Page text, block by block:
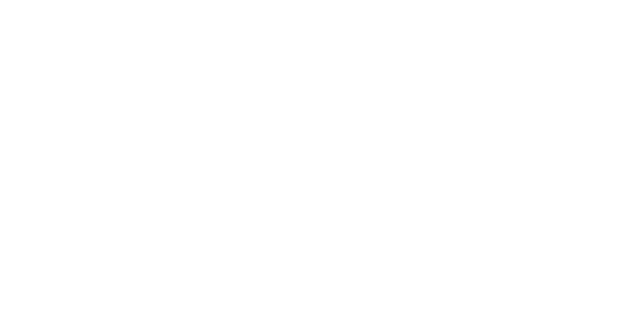
stelle ich mir stets die Frage: Wie gehe ich mit dem
sollte meiner sehr konkreten Vorstellung von